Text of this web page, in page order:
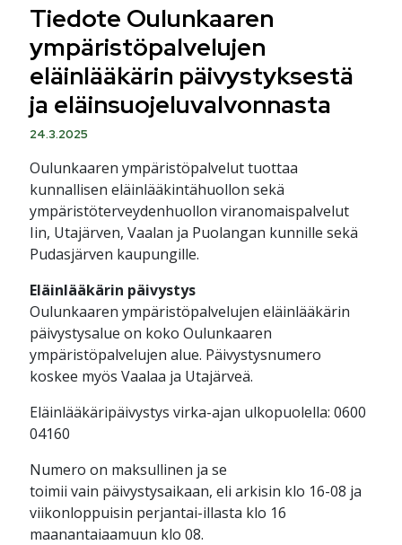
Tiedote Oulunkaaren
ympäristöpalvelujen
eläinlääkärin päivystyksestä
ja eläinsuojeluvalvonnasta
24.3.2025
Oulunkaaren ympäristöpalvelut tuottaa
kunnallisen eläinlääkintähuollon sekä
ympäristöterveydenhuollon viranomaispalvelut
Iin, Utajärven, Vaalan ja Puolangan kunnille sekä
Pudasjärven kaupungille.
Eläinlääkärin päivystys
Oulunkaaren ympäristöpalvelujen eläinlääkärin
päivystysalue on koko Oulunkaaren
ympäristöpalvelujen alue. Päivystysnumero
koskee myös Vaalaa ja Utajärveä.
Eläinlääkäripäivystys virka-ajan ulkopuolella: 0600
04160
Numero on maksullinen ja se
toimii vain päivystysaikaan, eli arkisin klo 16-08 ja
viikonloppuisin perjantai-illasta klo 16
maanantaiaamuun klo 08.